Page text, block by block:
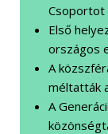
Csoportot
Első
országos
A
méltatták
A